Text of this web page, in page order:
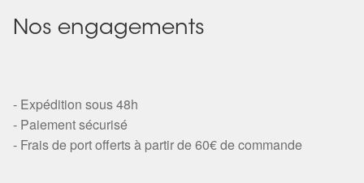
Nos engagements
- Expédition sous 48h
- Paiement sécurisé
- Frais de port offerts à partir de 60€ de commande